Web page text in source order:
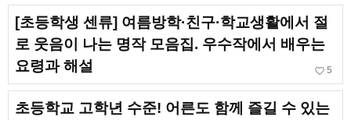
[초등학생 센류] 여름방학·친구·학교생활에서 절
로 웃음이 나는 명작 모음집. 우수작에서 배우는
요령과 해설
favorite_border 5
초등학교 고학년 수준! 어른도 함께 즐길 수 있는